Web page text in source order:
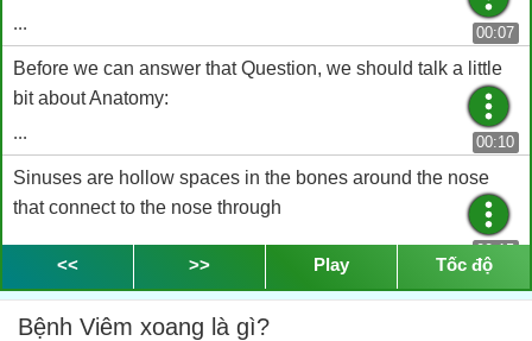
...
00:07
Before we can answer that Question, we should talk a little
bit about Anatomy:
...
00:10
Sinuses are hollow spaces in the bones around the nose
that connect to the nose through
...
00:15
small, narrow channels.
...
<< >> Play Tốc độ
Bệnh Viêm xoang là gì?